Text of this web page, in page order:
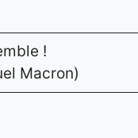
!
Macron)